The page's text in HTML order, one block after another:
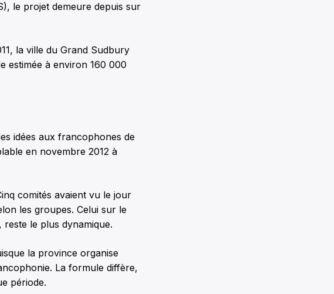
le projet demeure depuis sur
la ville du Grand Sudbury
estimée à environ 160 000
idées aux francophones de
en novembre 2012 à
comités avaient vu le jour
les groupes. Celui sur le
le plus dynamique.
la province organise
La formule diffère,
période.